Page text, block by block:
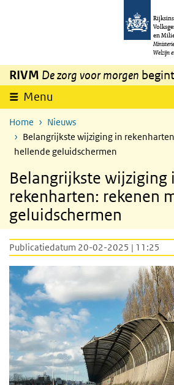
Overslaan en naar de inhoud gaan
en
Welzijn
RIVM De zorg voor morgen
Menu
Home
Nieuws
Belangrijkste wijziging in
hellende geluidschermen
Belangrijkste wijziging
rekenharten: rekenen
geluidschermen
Publicatiedatum 20-02-2025 | 11:25